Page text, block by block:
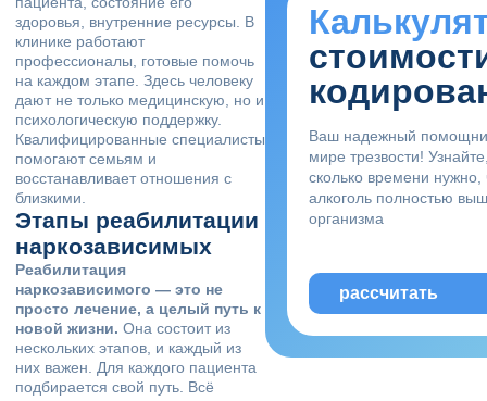
здоровья, внутренние ресурсы. В
клинике работают
профессионалы, готовые помочь
на каждом этапе. Здесь человеку
дают не только медицинскую, но и
психологическую поддержку.
Квалифицированные специалисты
помогают семьям и
восстанавливает отношения с
близкими.
Этапы реабилитации
наркозависимых
Реабилитация
наркозависимого — это не
просто лечение, а целый путь к
новой жизни. Она состоит из
нескольких этапов, и каждый из
них важен. Для каждого пациента
подбирается свой путь. Всё
Ваш надежный
мире трезвости!
сколько времени нужно,
алкоголь полностью
организма
рассчитать